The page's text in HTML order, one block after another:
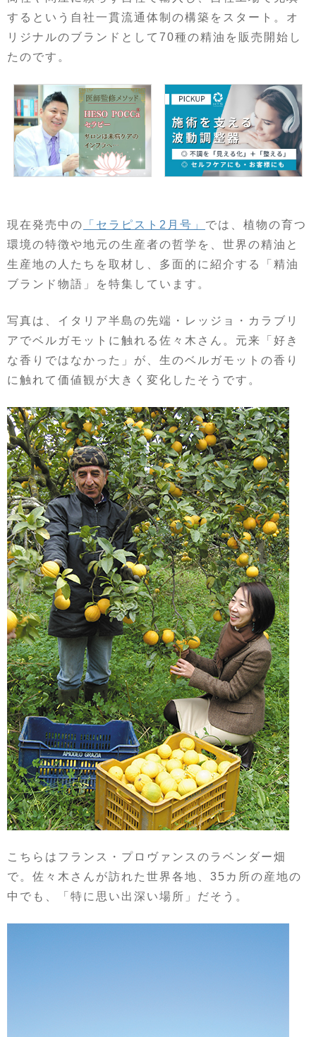
するという自社一貫流通体制の構築をスタート。オ
リジナルのブランドとして70種の精油を販売開始し
たのです。
現在発売中の 「セラピスト2月号」 では、植物の育つ
環境の特徴や地元の生産者の哲学を、世界の精油と
生産地の人たちを取材し、多面的に紹介する「精油
ブランド物語」を特集しています。
写真は、イタリア半島の先端・レッジョ・カラブリ
アでベルガモットに触れる佐々木さん。元来「好き
な香りではなかった」が、生のベルガモットの香り
に触れて価値観が大きく変化したそうです。
こちらはフランス・プロヴァンスのラベンダー畑
で。佐々木さんが訪れた世界各地、35カ所の産地の
中でも、「特に思い出深い場所」だそう。